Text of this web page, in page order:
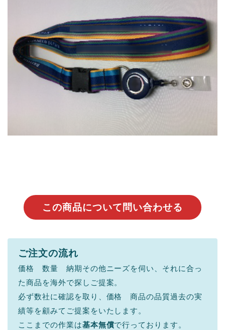
この商品について問い合わせる
ご注文の流れ
価格 数量 納期その他ニーズを伺い、それに合っ
た商品を海外で探しご提案。
必ず数社に確認を取り、価格 商品の品質過去の実
績等を顧みてご提案をいたします。
ここまでの作業は基本無償で行っております。